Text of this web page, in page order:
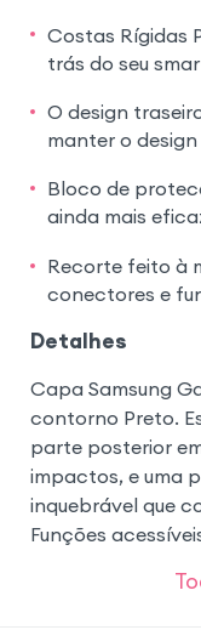
Costas Rígidas
trás do seu
O design
manter o
Bloco de
ainda mais
Recorte feito à
conectores e
Detalhes
Capa Samsung
contorno Preto.
parte posterior
impactos, e uma
inquebrável que
Funções